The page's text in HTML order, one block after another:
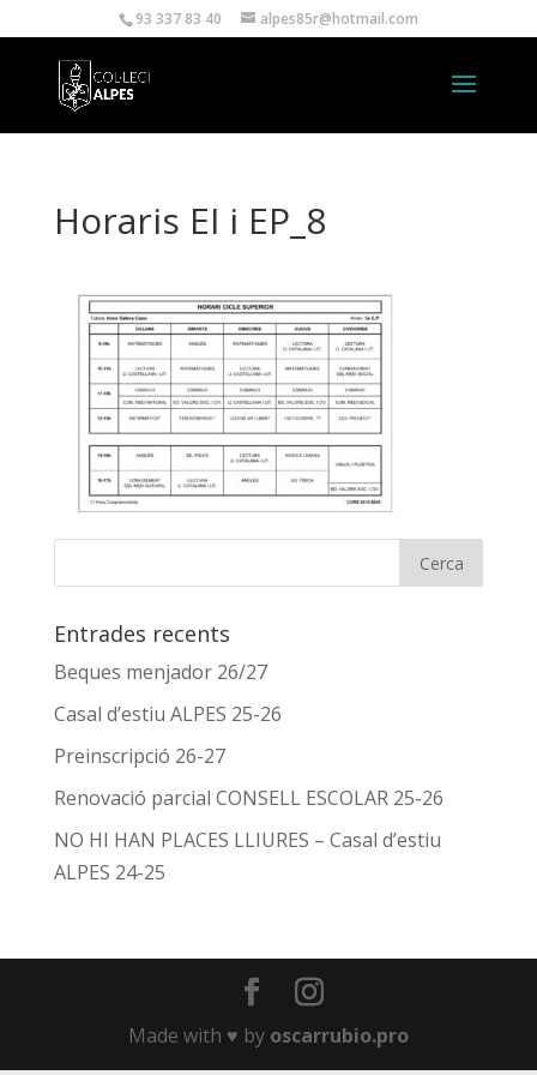
93 337 83 40 alpes85r@hotmail.com
Horaris EI i EP_8
Entrades recents
Beques menjador 26/27
Casal d’estiu ALPES 25-26
Preinscripció 26-27
Renovació parcial CONSELL ESCOLAR 25-26
NO HI HAN PLACES LLIURES – Casal d’estiu
ALPES 24-25
Made with ♥️ by oscarrubio.pro